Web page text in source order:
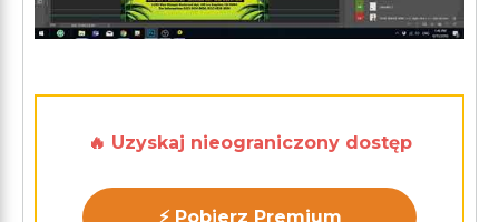
🔥 Uzyskaj nieograniczony dostęp
⚡ Pobierz Premium